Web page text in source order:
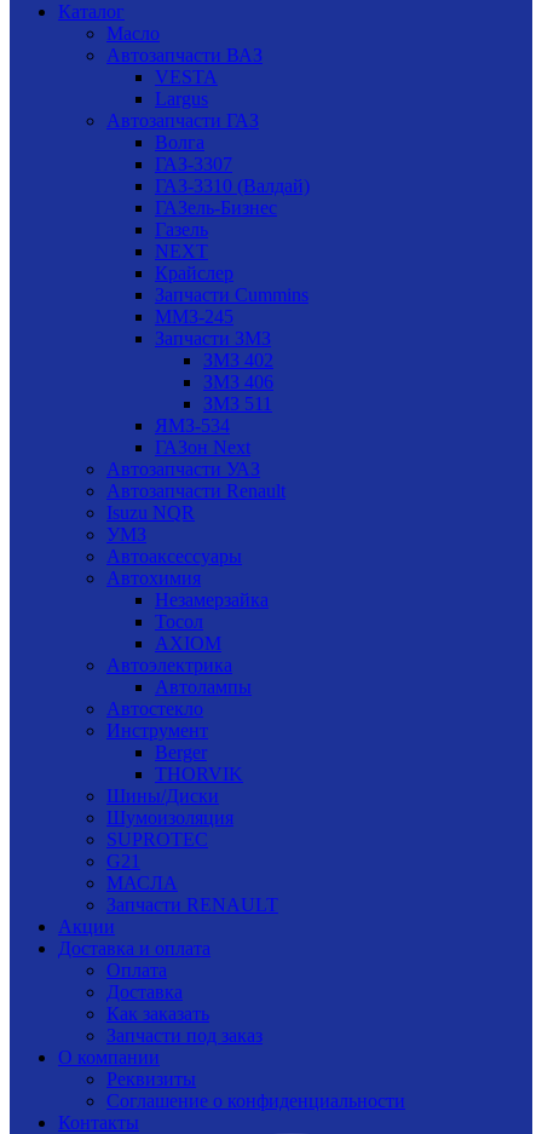
Каталог
Масло
Автозапчасти ВАЗ
VESTA
Largus
Автозапчасти ГАЗ
Волга
ГАЗ-3307
ГАЗ-3310 (Валдай)
ГАЗель-Бизнес
Газель
NEXT
Крайслер
Запчасти Cummins
ММЗ-245
Запчасти ЗМЗ
ЗМЗ 402
ЗМЗ 406
ЗМЗ 511
ЯМЗ-534
ГАЗон Next
Автозапчасти УАЗ
Автозапчасти Renault
Isuzu NQR
УМЗ
Автоаксессуары
Автохимия
Незамерзайка
Тосол
AXIOM
Автоэлектрика
Автолампы
Автостекло
Инструмент
Berger
THORVIK
Шины/Диски
Шумоизоляция
SUPROTEC
G21
МАСЛА
Запчасти RENAULT
Акции
Доставка и оплата
Оплата
Доставка
Как заказать
Запчасти под заказ
О компании
Реквизиты
Соглашение о конфиденциальности
Контакты